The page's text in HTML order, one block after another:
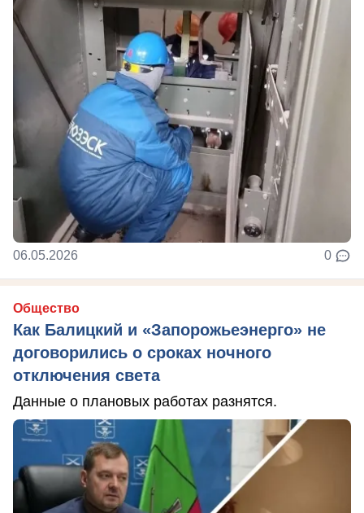
06.05.2026 0
Общество
Как Балицкий и «Запорожьеэнерго» не
договорились о сроках ночного
отключения света
Данные о плановых работах разнятся.